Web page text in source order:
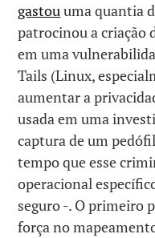
gastouuma quantia
patrocinou a criação
em uma
Tails (Linux,
aumentar a
usada em uma
captura de um
tempo que esse
operacional
seguro -. O primeiro
força no